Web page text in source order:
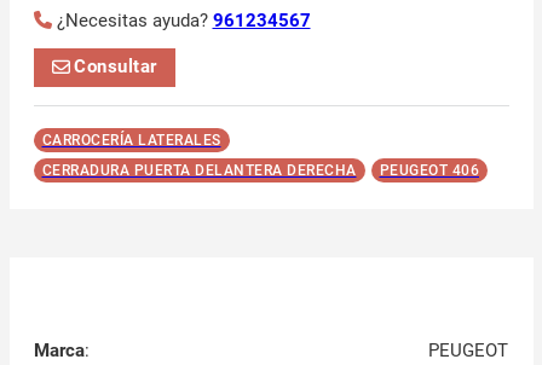
¿Necesitas ayuda? 961234567
Consultar
CARROCERÍA LATERALES
CERRADURA PUERTA DELANTERA DERECHA
PEUGEOT 406
Marca:
PEUGEOT